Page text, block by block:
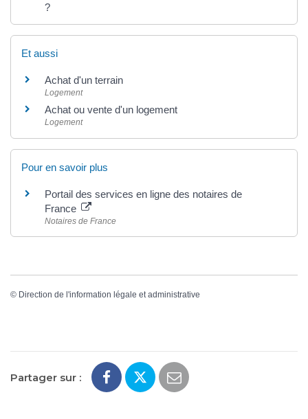
?
Et aussi
Achat d'un terrain
Logement
Achat ou vente d'un logement
Logement
Pour en savoir plus
Portail des services en ligne des notaires de
France
Notaires de France
© Direction de l'information légale et administrative
Partager sur :